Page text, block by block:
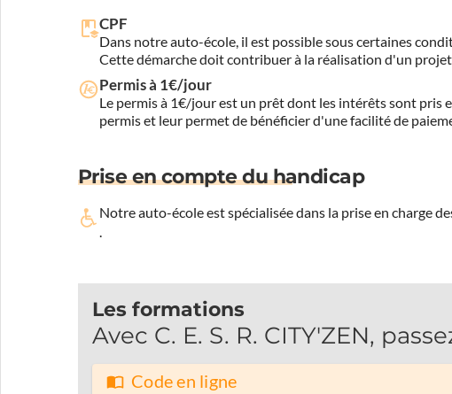
CPF
Dans notre auto-école, il est possible sous certaines
Cette démarche doit contribuer à la réalisation d'un
Permis à 1€/jour
Le permis à 1€/jour est un prêt dont les intérêts sont pris
permis et leur permet de bénéficier d'une facilité de
Prise en compte du handicap
Notre auto-école est spécialisée dans la prise en charge
Les formations
Avec C. E. S. R. CITY'ZEN,
Code en ligne